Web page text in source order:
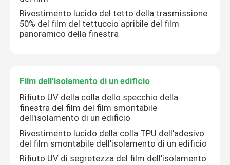
Rivestimento lucido del tetto della trasmissione
50% del film del tettuccio apribile del film
panoramico della finestra
Film dell'isolamento di un edificio
Rifiuto UV della colla dello specchio della
finestra del film del film smontabile
dell'isolamento di un edificio
Rivestimento lucido della colla TPU dell'adesivo
del film smontabile dell'isolamento di un edificio
Rifiuto UV di segretezza del film dell'isolamento